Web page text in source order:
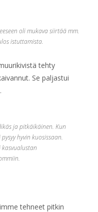
oli mukava siirtää mm.
istuttamista.
tehty
Se paljastui
ja pitkäikäinen. Kun
hyvin kuosissaan.
tehneet pitkin